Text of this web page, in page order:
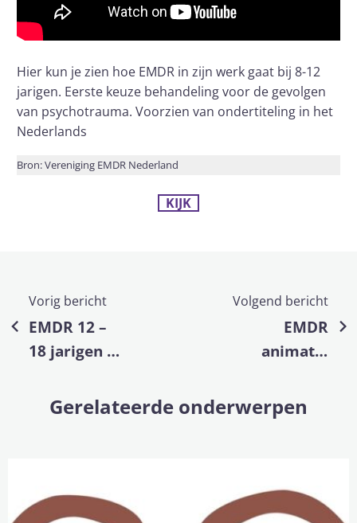
Hier kun je zien hoe EMDR in zijn werk gaat bij 8-12
jarigen. Eerste keuze behandeling voor de gevolgen
van psychotrauma. Voorzien van ondertiteling in het
Nederlands
Bron: Vereniging EMDR Nederland
KIJK
Vorig bericht
EMDR 12 –
18 jarigen |
zien hoe
Volgend bericht
EMDR
animatie
kinderen
Gerelateerde onderwerpen